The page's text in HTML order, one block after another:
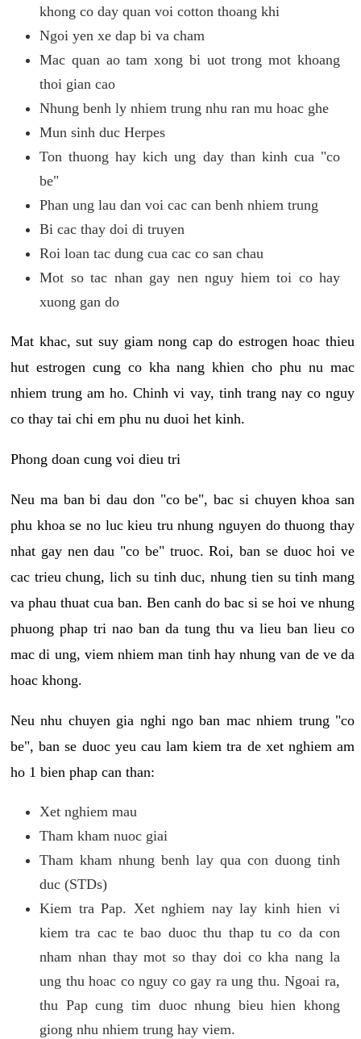
khong co day quan voi cotton thoang khi
Ngoi yen xe dap bi va cham
Mac quan ao tam xong bi uot trong mot khoang
thoi gian cao
Nhung benh ly nhiem trung nhu ran mu hoac ghe
Mun sinh duc Herpes
Ton thuong hay kich ung day than kinh cua "co
be"
Phan ung lau dan voi cac can benh nhiem trung
Bi cac thay doi di truyen
Roi loan tac dung cua cac co san chau
Mot so tac nhan gay nen nguy hiem toi co hay
xuong gan do
Mat khac, sut suy giam nong cap do estrogen hoac thieu
hut estrogen cung co kha nang khien cho phu nu mac
nhiem trung am ho. Chinh vi vay, tinh trang nay co nguy
co thay tai chi em phu nu duoi het kinh.
Phong doan cung voi dieu tri
Neu ma ban bi dau don "co be", bac si chuyen khoa san
phu khoa se no luc kieu tru nhung nguyen do thuong thay
nhat gay nen dau "co be" truoc. Roi, ban se duoc hoi ve
cac trieu chung, lich su tinh duc, nhung tien su tinh mang
va phau thuat cua ban. Ben canh do bac si se hoi ve nhung
phuong phap tri nao ban da tung thu va lieu ban lieu co
mac di ung, viem nhiem man tinh hay nhung van de ve da
hoac khong.
Neu nhu chuyen gia nghi ngo ban mac nhiem trung "co
be", ban se duoc yeu cau lam kiem tra de xet nghiem am
ho 1 bien phap can than:
Xet nghiem mau
Tham kham nuoc giai
Tham kham nhung benh lay qua con duong tinh
duc (STDs)
Kiem tra Pap. Xet nghiem nay lay kinh hien vi
kiem tra cac te bao duoc thu thap tu co da con
nham nhan thay mot so thay doi co kha nang la
ung thu hoac co nguy co gay ra ung thu. Ngoai ra,
thu Pap cung tim duoc nhung bieu hien khong
giong nhu nhiem trung hay viem.